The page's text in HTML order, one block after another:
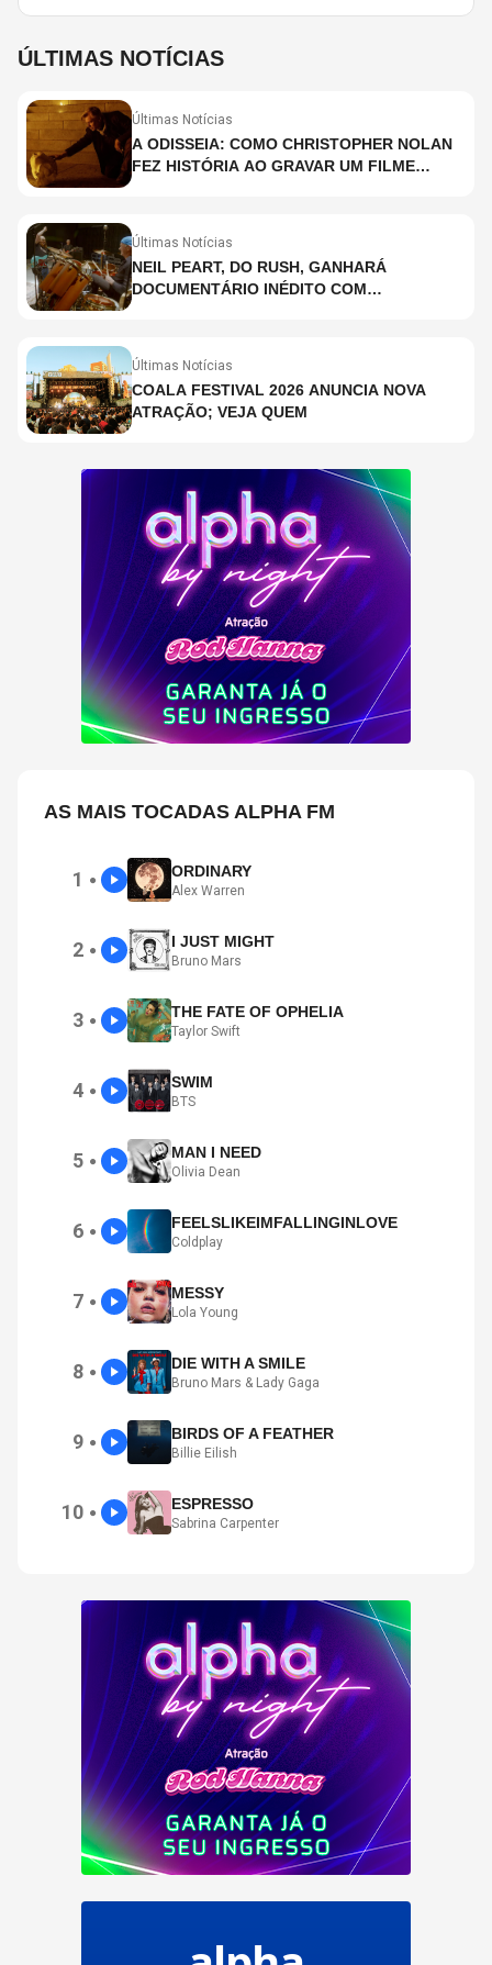
ÚLTIMAS NOTÍCIAS
Últimas Notícias
A ODISSEIA: COMO CHRISTOPHER NOLAN
FEZ HISTÓRIA AO GRAVAR UM FILME
Últimas Notícias
NEIL PEART, DO RUSH, GANHARÁ
DOCUMENTÁRIO INÉDITO COM
Últimas Notícias
COALA FESTIVAL 2026 ANUNCIA NOVA
ATRAÇÃO; VEJA QUEM
AS MAIS TOCADAS ALPHA FM
1 ● ORDINARY
Alex Warren
2 ● I JUST MIGHT
Bruno Mars
3 ● THE FATE OF OPHELIA
Taylor Swift
4 ● SWIM
BTS
5 ● MAN I NEED
Olivia Dean
6 ● FEELSLIKEIMFALLINGINLOVE
Coldplay
7 ● MESSY
Lola Young
8 ● DIE WITH A SMILE
Bruno Mars & Lady Gaga
9 ● BIRDS OF A FEATHER
Billie Eilish
10 ● ESPRESSO
Sabrina Carpenter